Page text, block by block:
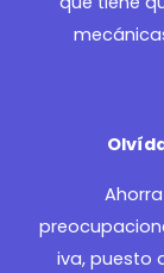
iva, puesto